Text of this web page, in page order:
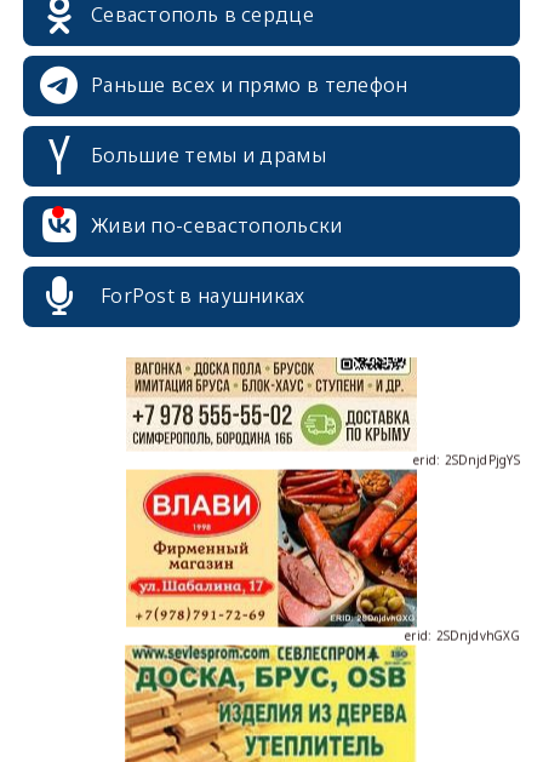
Севастополь в сердце
Раньше всех и прямо в телефон
Большие темы и драмы
Живи по-севастопольски
ForPost в наушниках
erid: 2SDnjcrDNw6
erid: 2SDnjdPjgYS
erid: 2SDnjdvhGXG